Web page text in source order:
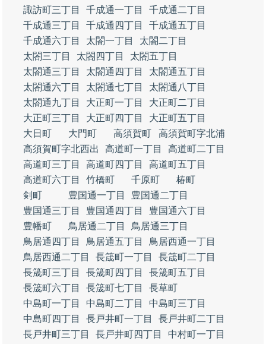
諏訪町三丁目
千成通一丁目
千成通二丁目
千成通三丁目
千成通四丁目
千成通五丁目
千成通六丁目
太閤一丁目
太閤二丁目
太閤三丁目
太閤四丁目
太閤五丁目
太閤通三丁目
太閤通四丁目
太閤通五丁目
太閤通六丁目
太閤通七丁目
太閤通八丁目
太閤通九丁目
大正町一丁目
大正町二丁目
大正町三丁目
大正町四丁目
大正町五丁目
大日町
大門町 高須賀町
高須賀町字北浦
高須賀町字北西出
高道町一丁目
高道町二丁目
高道町三丁目
高道町四丁目
高道町五丁目
高道町六丁目
竹橋町 千原町
椿町
剣町
豊国通一丁目
豊国通二丁目
豊国通三丁目
豊国通四丁目
豊国通六丁目
豊幡町
鳥居通二丁目
鳥居通三丁目
鳥居通四丁目
鳥居通五丁目
鳥居西通一丁目
鳥居西通二丁目
長筬町一丁目
長筬町二丁目
長筬町三丁目
長筬町四丁目
長筬町五丁目
長筬町六丁目
長筬町七丁目
長草町
中島町一丁目
中島町二丁目
中島町三丁目
中島町四丁目
長戸井町一丁目
長戸井町二丁目
長戸井町三丁目
長戸井町四丁目
中村町一丁目